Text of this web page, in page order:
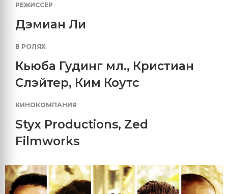
РЕЖИССЕР
Дэмиан Ли
В РОЛЯХ
Кьюба Гудинг мл., Кристиан
Слэйтер, Ким Коутс
КИНОКОМПАНИЯ
Styx Productions, Zed
Filmworks